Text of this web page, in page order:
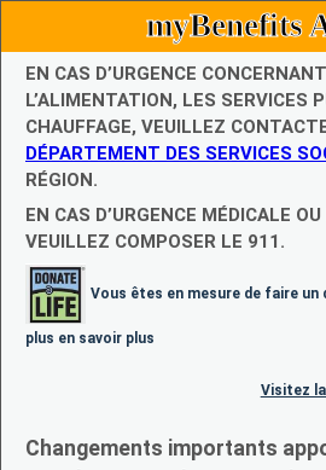
myBenefits
EN CAS D’URGENCE
L’ALIMENTATION, LES SERVICES
CHAUFFAGE, VEUILLEZ
DÉPARTEMENT DES SERVICES
RÉGION.
EN CAS D’URGENCE MÉDICALE
VEUILLEZ COMPOSER LE 911.
Vous êtes en mesure de faire un
plus en savoir plus
Visitez la
Changements importants